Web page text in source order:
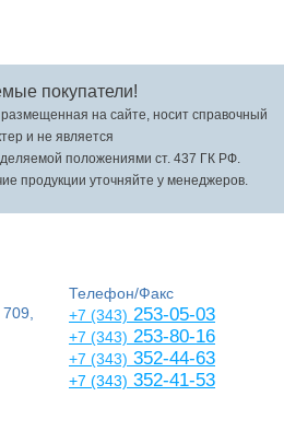
покупатели!
на сайте, носит справочный
и не является
положениями ст. 437 ГК РФ.
продукции уточняйте у менеджеров.
Телефон/Факс
+7 (343) 253-05-03
+7 (343) 253-80-16
+7 (343) 352-44-63
+7 (343) 352-41-53